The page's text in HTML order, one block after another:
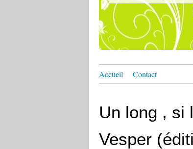
Accueil Contact
Un long , si
Vesper